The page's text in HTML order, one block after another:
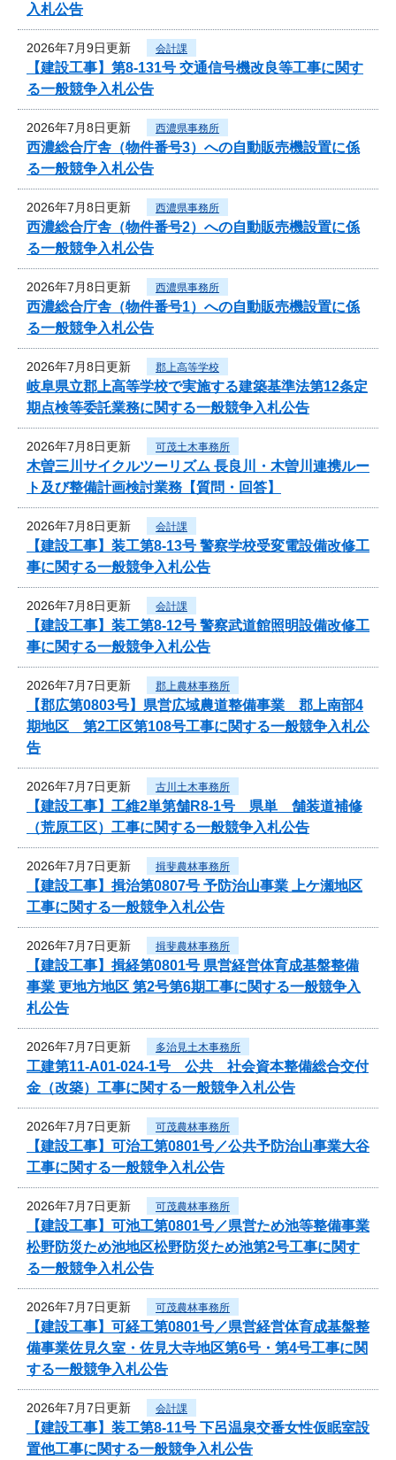
入札公告
2026年7月9日更新 会計課
【建設工事】第8-131号 交通信号機改良等工事に関す
る一般競争入札公告
2026年7月8日更新 西濃県事務所
西濃総合庁舎（物件番号3）への自動販売機設置に係
る一般競争入札公告
2026年7月8日更新 西濃県事務所
西濃総合庁舎（物件番号2）への自動販売機設置に係
る一般競争入札公告
2026年7月8日更新 西濃県事務所
西濃総合庁舎（物件番号1）への自動販売機設置に係
る一般競争入札公告
2026年7月8日更新 郡上高等学校
岐阜県立郡上高等学校で実施する建築基準法第12条定
期点検等委託業務に関する一般競争入札公告
2026年7月8日更新 可茂土木事務所
木曽三川サイクルツーリズム 長良川・木曽川連携ルー
ト及び整備計画検討業務【質問・回答】
2026年7月8日更新 会計課
【建設工事】装工第8-13号 警察学校受変電設備改修工
事に関する一般競争入札公告
2026年7月8日更新 会計課
【建設工事】装工第8-12号 警察武道館照明設備改修工
事に関する一般競争入札公告
2026年7月7日更新 郡上農林事務所
【郡広第0803号】県営広域農道整備事業 郡上南部4
期地区 第2工区第108号工事に関する一般競争入札公
告
2026年7月7日更新 古川土木事務所
【建設工事】工維2単第舗R8-1号 県単 舗装道補修
（荒原工区）工事に関する一般競争入札公告
2026年7月7日更新 揖斐農林事務所
【建設工事】揖治第0807号 予防治山事業 上ケ瀬地区
工事に関する一般競争入札公告
2026年7月7日更新 揖斐農林事務所
【建設工事】揖経第0801号 県営経営体育成基盤整備
事業 更地方地区 第2号第6期工事に関する一般競争入
札公告
2026年7月7日更新 多治見土木事務所
工建第11-A01-024-1号 公共 社会資本整備総合交付
金（改築）工事に関する一般競争入札公告
2026年7月7日更新 可茂農林事務所
【建設工事】可治工第0801号／公共予防治山事業大谷
工事に関する一般競争入札公告
2026年7月7日更新 可茂農林事務所
【建設工事】可池工第0801号／県営ため池等整備事業
松野防災ため池地区松野防災ため池第2号工事に関す
る一般競争入札公告
2026年7月7日更新 可茂農林事務所
【建設工事】可経工第0801号／県営経営体育成基盤整
備事業佐見久室・佐見大寺地区第6号・第4号工事に関
する一般競争入札公告
2026年7月7日更新 会計課
【建設工事】装工第8-11号 下呂温泉交番女性仮眠室設
置他工事に関する一般競争入札公告